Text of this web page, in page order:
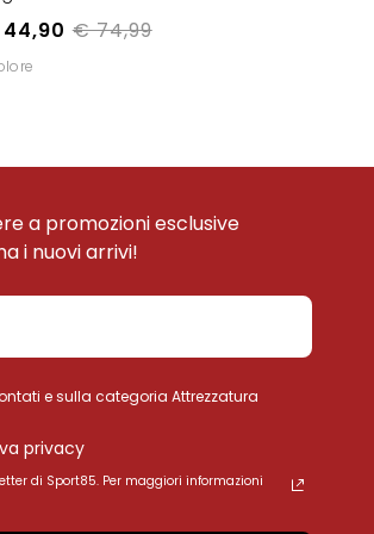
€ 74,99
a promozioni esclusive
i nuovi arrivi!
e sulla categoria Attrezzatura
privacy
di Sport85. Per maggiori informazioni